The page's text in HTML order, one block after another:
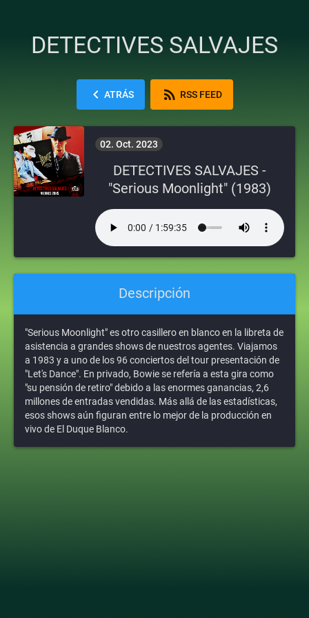
DETECTIVES SALVAJES
chevron_left ATRÁS rss_feed RSS FEED
02. Oct. 2023
DETECTIVES SALVAJES -
"Serious Moonlight" (1983)
Descripción
"Serious Moonlight" es otro casillero en blanco en la libreta de
asistencia a grandes shows de nuestros agentes. Viajamos
a 1983 y a uno de los 96 conciertos del tour presentación de
"Let's Dance". En privado, Bowie se refería a esta gira como
"su pensión de retiro" debido a las enormes ganancias, 2,6
millones de entradas vendidas. Más allá de las estadísticas,
esos shows aún figuran entre lo mejor de la producción en
vivo de El Duque Blanco.